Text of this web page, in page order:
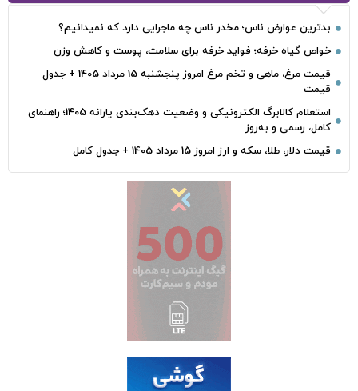
بدترین عوارض ناس؛ مخدر ناس چه ماجرایی دارد که نمیدانیم؟
خواص گیاه خرفه؛ فواید خرفه برای سلامت، پوست و کاهش وزن
قیمت مرغ، ماهی و تخم مرغ امروز پنجشنبه 15 مرداد 1405 + جدول
قیمت
استعلام کالابرگ الکترونیکی و وضعیت دهک‌بندی یارانه 1405؛ راهنمای
کامل، رسمی و به‌روز
قیمت دلار، طلا، سکه و ارز امروز 15 مرداد 1405 + جدول کامل